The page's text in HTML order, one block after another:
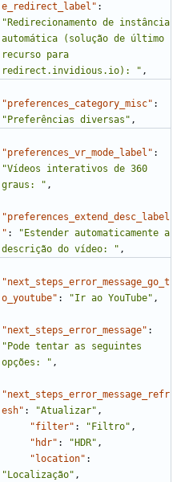
e_redirect_label" :
"Redirecionamento de instância
automática (solução de último
recurso para
redirect.invidious.io): " ,
"preferences_category_misc" :
"Preferências diversas" ,
"preferences_vr_mode_label" :
"Vídeos interativos de 360
graus: " ,
"preferences_extend_desc_label
" :
"Estender automaticamente a
descrição do vídeo: " ,
"next_steps_error_message_go_t
o_youtube" : "Ir ao YouTube" ,
"next_steps_error_message" :
"Pode tentar as seguintes
opções: " ,
"next_steps_error_message_refr
esh" : "Atualizar" ,
"filter" : "Filtro" ,
"hdr" : "HDR" ,
"location" :
"Localização" ,